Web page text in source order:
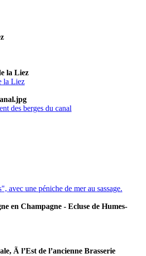
la Liez
la Liez
des berges du canal
avec une péniche de mer au sassage.
en Champagne - Ecluse de Humes-
Ã l’Est de l’ancienne Brasserie